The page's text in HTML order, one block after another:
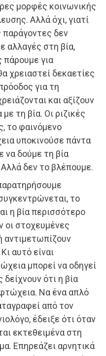
μορφές κοινωνικής
Αλλά όχι, γιατί
παράγοντες δεν
αλλαγές στη βία,
πάρουμε για
χρειαστεί δεκαετίες
για τη
και αξίζουν
τη βία. Οι ριζικές
το φαινόμενο
υποκινούσε πάντα
να δούμε τη βία
δεν το βλέπουμε.
το
η βία περισσότερο
οι στοχευμένες
αντιμετωπίζουν
αυτό είναι
μπορεί να οδηγεί
δείχνουν ότι η βία
φτώχεια. Να ένα απλό
από τον
έδειξε ότι όταν
εκτεθειμένα στη
Επηρεάζει αρνητικά